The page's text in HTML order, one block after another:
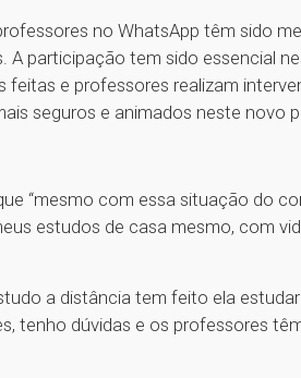
no WhatsApp têm sido
participação tem sido essencial
e professores realizam
seguros e animados neste novo
“mesmo com essa situação do
estudos de casa mesmo, com
a distância tem feito ela estudar
tenho dúvidas e os professores